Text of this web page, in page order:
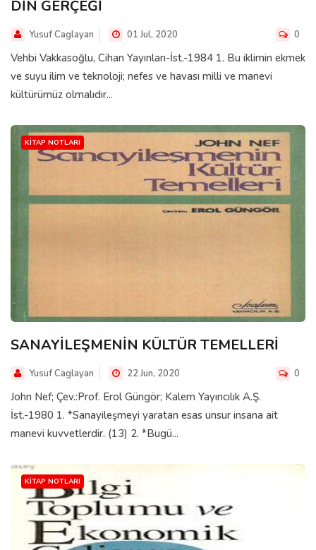
DİN GERÇEĞİ
Yusuf Caglayan 01 Jul, 2020 0
Vehbi Vakkasoğlu, Cihan Yayınları-İst.-1984 1. Bu iklimin ekmek
ve suyu ilim ve teknoloji; nefes ve havası milli ve manevi
kültürümüz olmalıdır...
KITAP NOTLARI
SANAYİLEŞMENİN KÜLTÜR TEMELLERİ
Yusuf Caglayan 22 Jun, 2020 0
John Nef; Çev.:Prof. Erol Güngör; Kalem Yayıncılık A.Ş.
İst.-1980 1. *Sanayileşmeyi yaratan esas unsur insana ait
manevi kuvvetlerdir. (13) 2. *Bugü...
KITAP NOTLARI